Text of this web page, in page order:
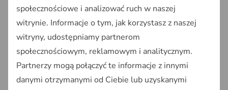
napraw urządzeń przeciwpożarowych,
robót budowlanych,
katastrof budowlanych,
decyzji, postanowień, zaświadczeń i innych
dokumentów wydanych przez organy administracji
publicznej, dotyczących obiektu budowlanego
społecznościowe i analizować ruch w naszej
witrynie. Informacje o tym, jak korzystasz z naszej
witryny, udostępniamy partnerom
społecznościowym, reklamowym i analitycznym.
Partnerzy mogą połączyć te informacje z innymi
danymi otrzymanymi od Ciebie lub uzyskanymi